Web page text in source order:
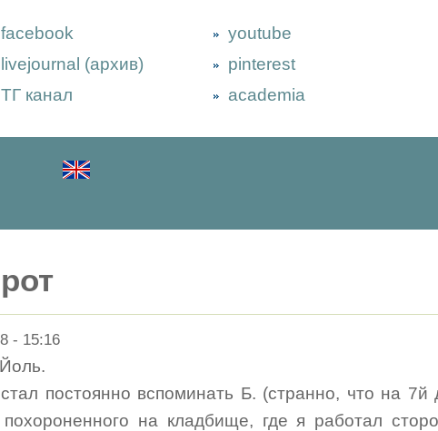
facebook
livejournal (архив)
ТГ канал
youtube
pinterest
academia
- 15:16
постоянно вспоминать Б. (странно, что на 7й
на кладбище, где я работал